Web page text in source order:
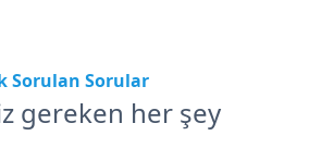
Sorulan Sorular
gereken her şey